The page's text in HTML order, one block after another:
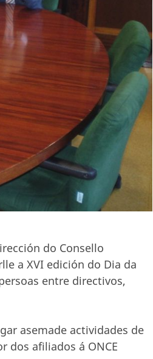
do Consello
a XVI edición do Dia da
entre directivos,
asemade actividades de
dos afiliados á ONCE